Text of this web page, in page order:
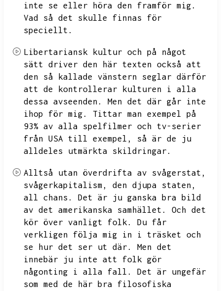
inte se eller höra den framför mig.
Vad så det skulle finnas för
speciellt.
Libertariansk kultur och på något
sätt driver den här texten också att
den så kallade vänstern seglar därför
att de kontrollerar kulturen i alla
dessa avseenden.
Men det där går inte
ihop för mig.
Tittar man exempel på
93% av alla spelfilmer och tv-serier
från USA till exempel,
så är de ju
alldeles utmärkta skildringar.
Alltså utan överdrifta av svågerstat,
svågerkapitalism,
den djupa staten,
all chans.
Det är ju ganska bra bild
av det amerikanska samhället.
Och det
kör över vanligt folk.
Du får
verkligen följa mig in i träsket och
se hur det ser ut där.
Men det
innebär ju inte att folk gör
någonting i alla fall.
Det är ungefär
som med de här bra filosofiska